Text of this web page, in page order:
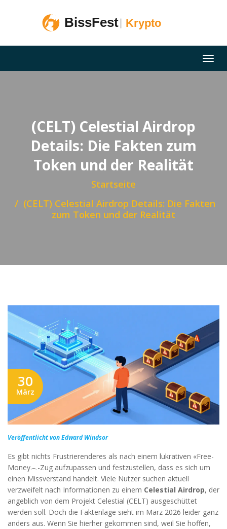
(CELT) Celestial Airdrop
Details: Die Fakten zum
Token und der Realität
Startseite
(CELT) Celestial Airdrop Details: Die Fakten
zum Token und der Realität
30
März
Veröffentlicht von Edward Windsor
Es gibt nichts Frustrierenderes als nach einem lukrativen «Free-
Money︵-Zug aufzupassen und festzustellen, dass es sich um
einen Missverstand handelt. Viele Nutzer suchen aktuell
verzweifelt nach Informationen zu einem Celestial Airdrop, der
angeblich von dem Projekt Celestial (CELT) ausgeschüttet
werden soll. Doch die Faktenlage sieht im März 2026 leider ganz
anders aus. Wenn Sie hierher gekommen sind, weil Sie hoffen,